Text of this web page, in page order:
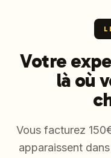
Votre
là où
Vous facturez
apparaissent